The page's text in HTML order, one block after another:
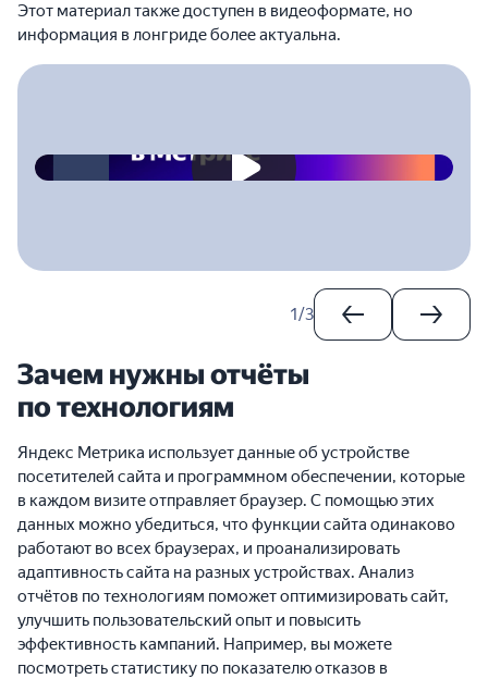
Этот материал также доступен в видеоформате, но
информация в лонгриде более актуальна.
2023-04-28T00:00:00.000Z
1/3
Зачем нужны отчёты
по технологиям
Яндекс Метрика использует данные об устройстве
посетителей сайта и программном обеспечении, которые
в каждом визите отправляет браузер. С помощью этих
данных можно убедиться, что функции сайта одинаково
работают во всех браузерах, и проанализировать
адаптивность сайта на разных устройствах. Анализ
отчётов по технологиям поможет оптимизировать сайт,
улучшить пользовательский опыт и повысить
эффективность кампаний. Например, вы можете
посмотреть статистику по показателю отказов в